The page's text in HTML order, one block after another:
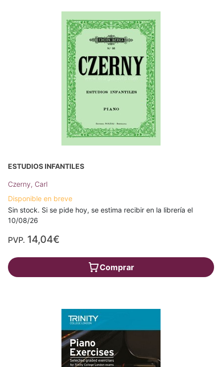
ESTUDIOS INFANTILES
Czerny, Carl
Disponible en breve
Sin stock. Si se pide hoy, se estima recibir en la librería el
10/08/26
PVP. 14,04€
Comprar